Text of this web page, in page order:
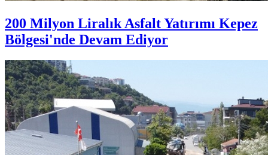
200 Milyon Liralık Asfalt Yatırımı Kepez
Bölgesi'nde Devam Ediyor